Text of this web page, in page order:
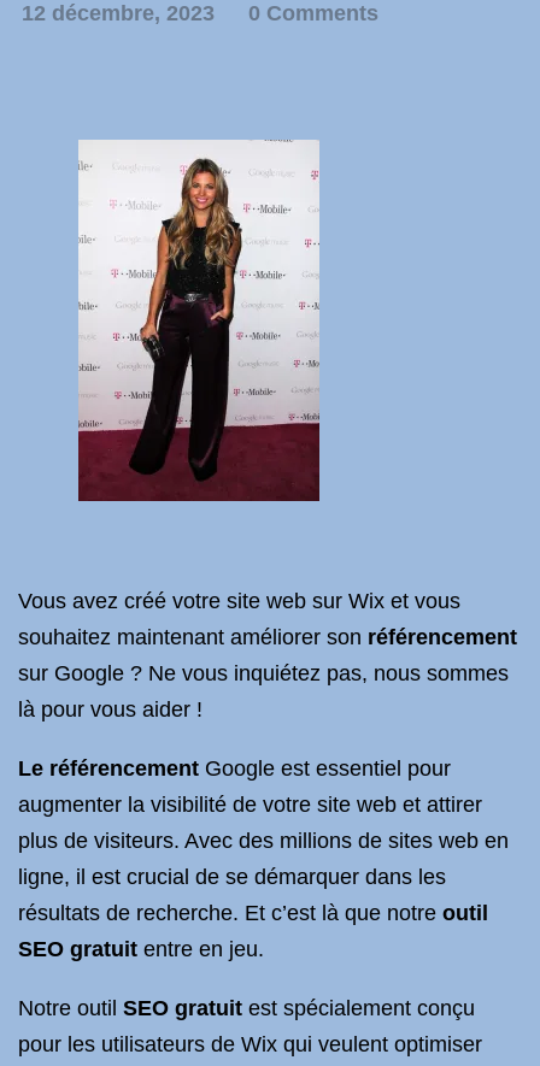
12 décembre, 2023 0 Comments
Vous avez créé votre site web sur Wix et vous
souhaitez maintenant améliorer son référencement
sur Google ? Ne vous inquiétez pas, nous sommes
là pour vous aider !
Le référencement Google est essentiel pour
augmenter la visibilité de votre site web et attirer
plus de visiteurs. Avec des millions de sites web en
ligne, il est crucial de se démarquer dans les
résultats de recherche. Et c’est là que notre outil
SEO gratuit entre en jeu.
Notre outil SEO gratuit est spécialement conçu
pour les utilisateurs de Wix qui veulent optimiser